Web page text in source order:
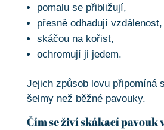
pomalu se přibližují,
přesně odhadují vzdálenost,
skáčou na kořist,
ochromují ji jedem.
Jejich způsob lovu připomíná
šelmy než běžné pavouky.
Čím se živí skákací pavouk